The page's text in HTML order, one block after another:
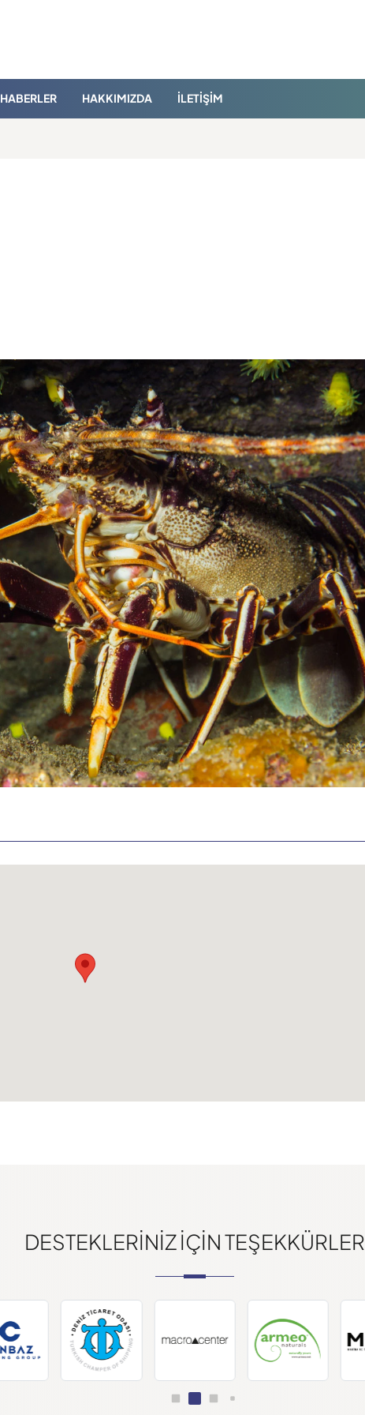
HABERLER HAKKIMIZDA İLETIŞIM
DESTEKLERINIZ IÇIN TEŞEKKÜRLER